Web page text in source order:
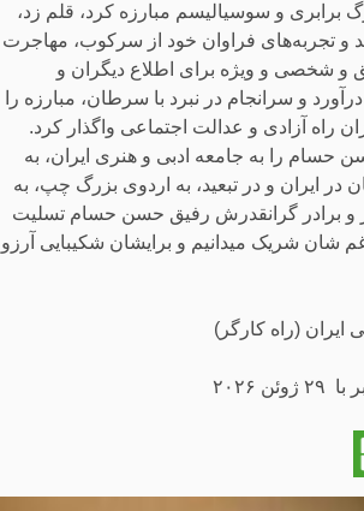
برابری و سوسیالیسم مبارزه کرد، قلم زد،
و تجربه‌های فراوان خود از سرکوب، مهاجرت
و شخصی و ویژه برای اطلاع دیگران و
و سرانجام در نبرد با سرطان، مبارزه را
راه آزادی و عدالت اجتماعی واگذار کرد.
را به جامعه ادبی و هنری ایران، به
در ایران و در تبعید، به اردوی بزرگ چپ، به
و برادر گرانقدرش رفیق حسن حسام تسلیت
شان شریک میدانیم و برایشان شکیبایی آرزو
ایران (راه کارگر)